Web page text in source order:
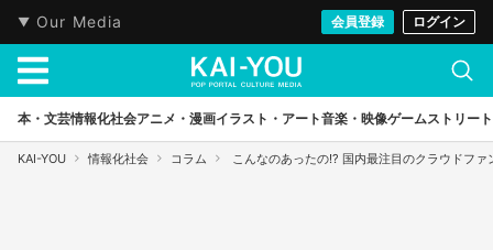
Our Media 会員登録 ログイン
本・文芸情報化社会アニメ・漫画イラスト・アート音楽・映像ゲームストリート
KAI-YOU 情報化社会 コラム こんなのあったの!? 国内最注目のクラウドファ